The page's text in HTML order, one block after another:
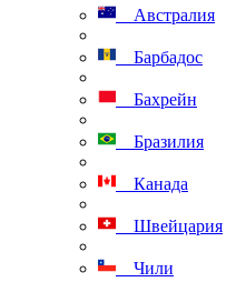
Австралия
Барбадос
Бахрейн
Бразилия
Канада
Швейцария
Чили